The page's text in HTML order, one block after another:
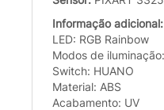
Informação adicional:
LED: RGB Rainbow
Modos de
Switch: HUANO
Material: ABS
Acabamento: UV